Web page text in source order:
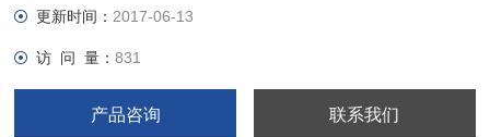
更新时间： 2017-06-13
访 问 量：831
产品咨询 联系我们